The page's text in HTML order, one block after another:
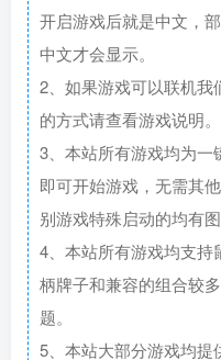
开启游戏后就是中文，
中文才会显示。
2、如果游戏可以联机
的方式请查看游戏说明。
3、本站所有游戏均为一
即可开始游戏，无需其
别游戏特殊启动的均有
4、本站所有游戏均支
柄牌子和兼容的组合较
题。
5、本站大部分游戏均提